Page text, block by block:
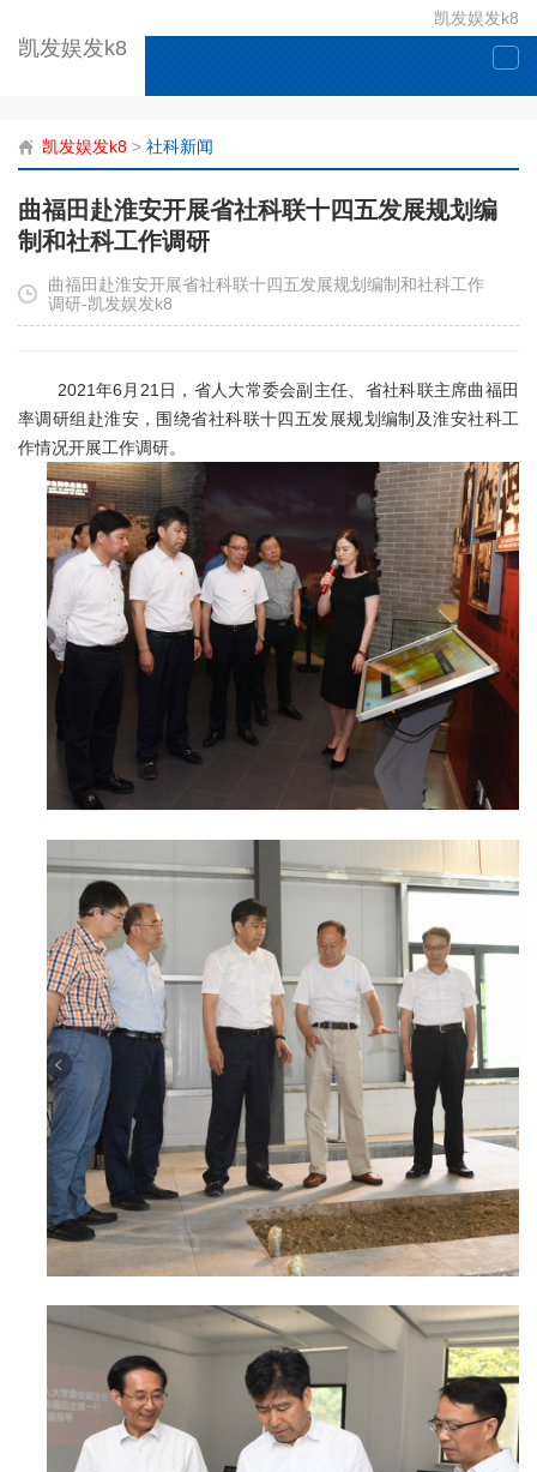
凯发娱发k8
凯发娱发k8
凯发娱发k8 > 社科新闻
曲福田赴淮安开展省社科联十四五发展规划编
制和社科工作调研
曲福田赴淮安开展省社科联十四五发展规划编制和社科工作
调研-凯发娱发k8
2021年6月21日，省人大常委会副主任、省社科联主席曲福田
率调研组赴淮安，围绕省社科联十四五发展规划编制及淮安社科工
作情况开展工作调研。